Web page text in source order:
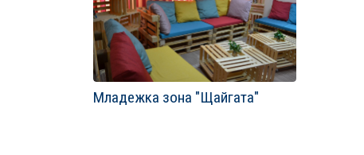
Младежка зона "Щайгата"